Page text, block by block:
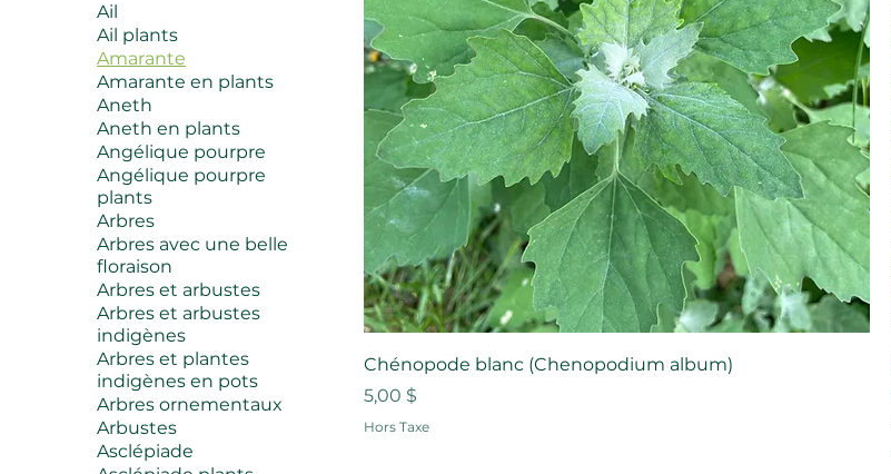
Ail
Ail plants
Amarante
Amarante en plants
Aneth
Aneth en plants
Angélique pourpre
Angélique pourpre
plants
Arbres
Arbres avec une belle
floraison
Arbres et arbustes
Arbres et arbustes
indigènes
Arbres et plantes
indigènes en pots
Arbres ornementaux
Arbustes
Asclépiade
Chénopode blanc (Chenopodium album)
Prix
5,00 $
Hors Taxe